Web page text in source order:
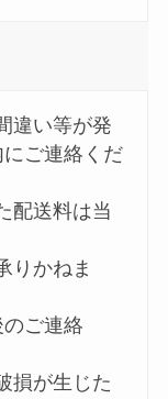
違い等が発
ご連絡くだ
配送料は当
りかねま
ご連絡
損が生じた